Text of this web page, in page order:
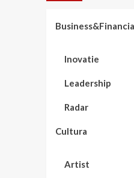
Inovatie
Leadership
Radar
Cultura
Artist